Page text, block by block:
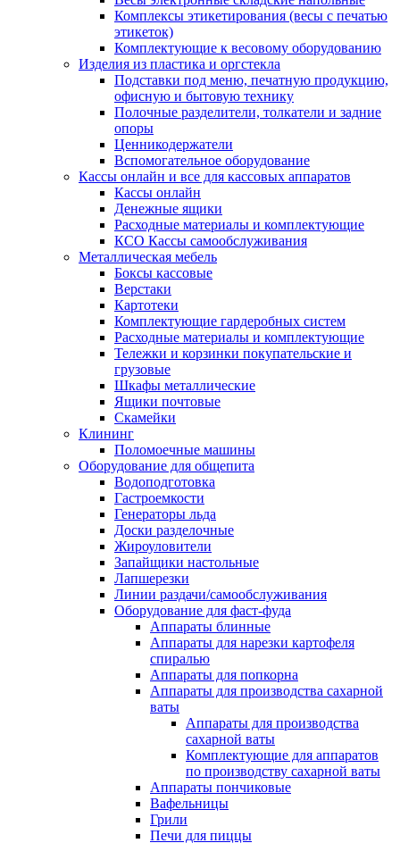
Комплексы этикетирования (весы с печатью
этикеток)
Комплектующие к весовому оборудованию
Изделия из пластика и оргстекла
Подставки под меню, печатную продукцию,
офисную и бытовую технику
Полочные разделители, толкатели и задние
опоры
Ценникодержатели
Вспомогательное оборудование
Кассы онлайн и все для кассовых аппаратов
Кассы онлайн
Денежные ящики
Расходные материалы и комплектующие
КСО Кассы самообслуживания
Металлическая мебель
Боксы кассовые
Верстаки
Картотеки
Комплектующие гардеробных систем
Расходные материалы и комплектующие
Тележки и корзинки покупательские и
грузовые
Шкафы металлические
Ящики почтовые
Скамейки
Клининг
Поломоечные машины
Оборудование для общепита
Водоподготовка
Гастроемкости
Генераторы льда
Доски разделочные
Жироуловители
Запайщики настольные
Лапшерезки
Линии раздачи/самообслуживания
Оборудование для фаст-фуда
Аппараты блинные
Аппараты для нарезки картофеля
спиралью
Аппараты для попкорна
Аппараты для производства сахарной
ваты
Аппараты для производства
сахарной ваты
Комплектующие для аппаратов
по производству сахарной ваты
Аппараты пончиковые
Вафельницы
Грили
Печи для пиццы